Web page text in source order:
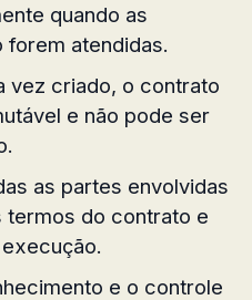
quando as
atendidas.
vez criado, o contrato
e não pode ser
as partes envolvidas
do contrato e
e o controle